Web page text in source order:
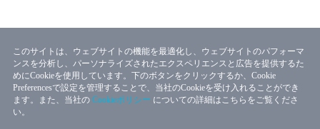
このサイトは、ウェブサイトの機能を最適化し、ウェブサイトのパフォーマ
ンスを分析し、パーソナライズされたエクスペリエンスと広告を提供するた
めにCookieを使用しています。下のボタンをクリックするか、Cookie
Preferencesで設定を管理することで、当社のCookieを受け入れることができ
ます。また、当社の Cookieポリシー についての詳細はこちらをご覧くださ
い。